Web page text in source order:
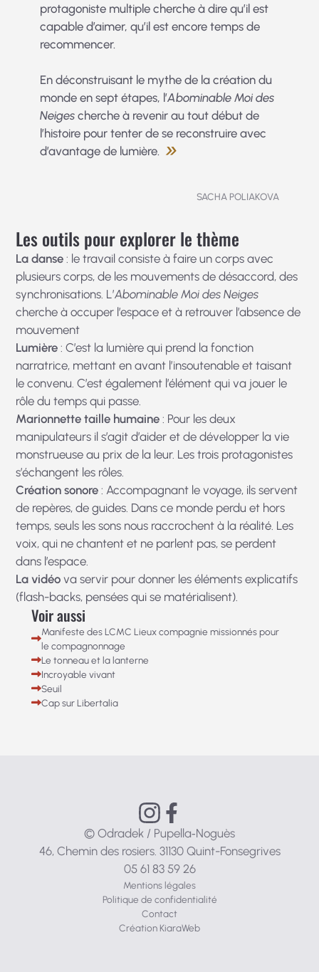
protagoniste multiple cherche à dire qu’il est
capable d’aimer, qu’il est encore temps de
recommencer.
En déconstruisant le mythe de la création du
monde en sept étapes, l’Abominable Moi des
Neiges cherche à revenir au tout début de
l’histoire pour tenter de se reconstruire avec
d’avantage de lumière.
SACHA POLIAKOVA
Les outils pour explorer le thème
La danse: le travail consiste à faire un corps avec
plusieurs corps, de les mouvements de désaccord, des
synchronisations. L’Abominable Moi des Neiges
cherche à occuper l’espace et à retrouver l’absence de
mouvement
Lumière : C’est la lumière qui prend la fonction
narratrice, mettant en avant l’insoutenable et taisant
le convenu. C’est également l’élément qui va jouer le
rôle du temps qui passe.
Marionnette taille humaine : Pour les deux
manipulateurs il s’agit d’aider et de développer la vie
monstrueuse au prix de la leur. Les trois protagonistes
s’échangent les rôles.
Création sonore : Accompagnant le voyage, ils servent
de repères, de guides. Dans ce monde perdu et hors
temps, seuls les sons nous raccrochent à la réalité. Les
voix, qui ne chantent et ne parlent pas, se perdent
dans l’espace.
La vidéo va servir pour donner les éléments explicatifs
(flash-backs, pensées qui se matérialisent).
Voir aussi
Manifeste des LCMC Lieux compagnie missionnés pour
le compagnonnage
Le tonneau et la lanterne
Incroyable vivant
Seuil
Cap sur Libertalia
© Odradek / Pupella‑Noguès
46, Chemin des rosiers. 31130 Quint-Fonsegrives
05 61 83 59 26
Mentions légales
Politique de confidentialité
Contact
Création KiaraWeb